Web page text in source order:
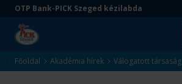
Ugrás
tartalomra
Ugrás
aljára
OTP Bank-PICK Szeged kézilabda
Kezdőlap
Főoldal Akadémia hírek Válogatott társaság